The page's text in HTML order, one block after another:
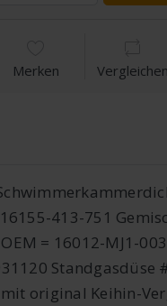
Merken Vergleichen
413-751
= 16012-MJ1-
Standgasdüse
mit original Keihin-